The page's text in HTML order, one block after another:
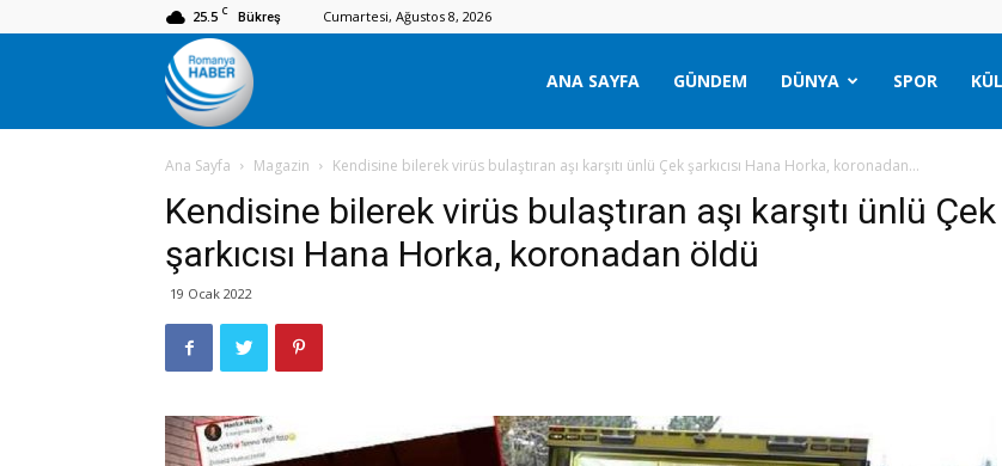
25.5 C Bükreş Cumartesi, Ağustos 8, 2026
Romanya
Haber
ANA SAYFA GÜNDEM DÜNYA SPOR
Ana Sayfa Magazin Kendisine bilerek virüs bulaştıran aşı karşıtı ünlü Çek şarkıcısı Hana Horka, koronadan...
Kendisine bilerek virüs bulaştıran aşı karşıtı ünlü Çek
şarkıcısı Hana Horka, koronadan öldü
19 Ocak 2022